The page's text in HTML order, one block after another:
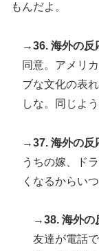
もんだよ。
→36. 海外の反
同意。アメリ
ブな文化の表
しな。同じよ
→37. 海外の反
うちの嫁、ド
くなるからい
→38. 海外の
友達が電話